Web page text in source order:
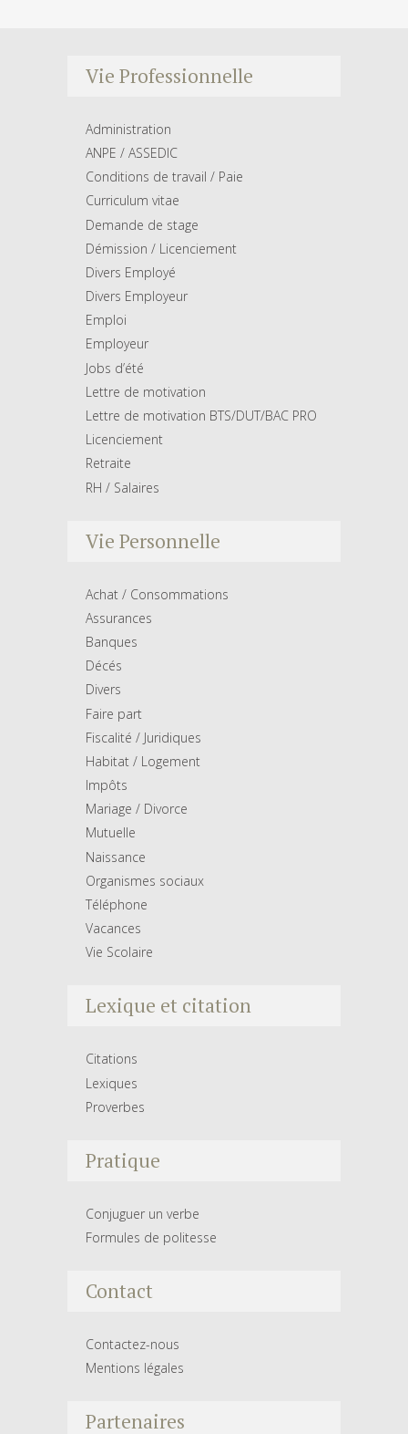
Vie Professionnelle
Administration
ANPE / ASSEDIC
Conditions de travail / Paie
Curriculum vitae
Demande de stage
Démission / Licenciement
Divers Employé
Divers Employeur
Emploi
Employeur
Jobs d’été
Lettre de motivation
Lettre de motivation BTS/DUT/BAC PRO
Licenciement
Retraite
RH / Salaires
Vie Personnelle
Achat / Consommations
Assurances
Banques
Décés
Divers
Faire part
Fiscalité / Juridiques
Habitat / Logement
Impôts
Mariage / Divorce
Mutuelle
Naissance
Organismes sociaux
Téléphone
Vacances
Vie Scolaire
Lexique et citation
Citations
Lexiques
Proverbes
Pratique
Conjuguer un verbe
Formules de politesse
Contact
Contactez-nous
Mentions légales
Partenaires